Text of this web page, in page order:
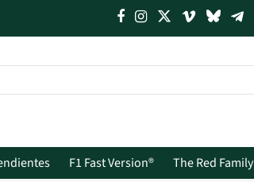
F1 Fast Version® The Red Family